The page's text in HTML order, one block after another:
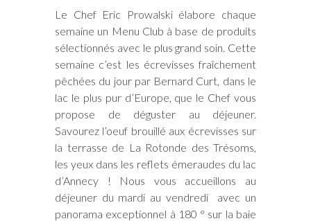
Le Chef Eric Prowalski élabore chaque
semaine un Menu Club à base de produits
sélectionnés avec le plus grand soin. Cette
semaine c’est les écrevisses fraîchement
pêchées du jour par Bernard Curt, dans le
lac le plus pur d’Europe, que le Chef vous
propose de déguster au déjeuner.
Savourez l’oeuf brouillé aux écrevisses sur
la terrasse de La Rotonde des Trésoms,
les yeux dans les reflets émeraudes du lac
d’Annecy ! Nous vous accueillons au
déjeuner du mardi au vendredi avec un
panorama exceptionnel à 180 ° sur la baie